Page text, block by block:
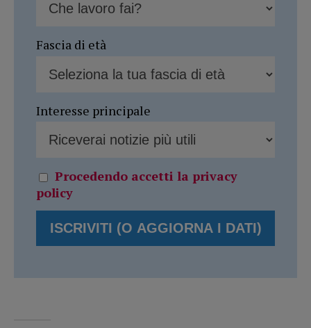
Fascia di età
Interesse principale
Procedendo accetti la privacy
policy